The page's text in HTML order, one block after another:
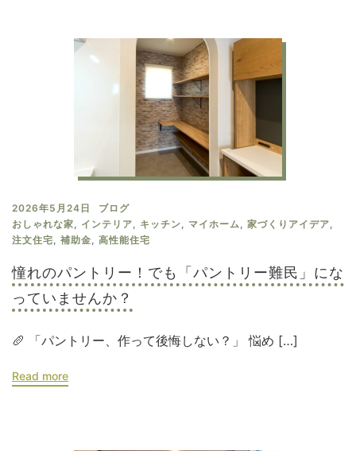
2026年5月24日
ブログ
おしゃれな家, インテリア, キッチン, マイホーム, 家づくりアイデア,
注文住宅, 補助金, 高性能住宅
憧れのパントリー！でも「パントリー難民」にな
っていませんか？
🥖 「パントリー、作って後悔しない？」 悩め […]
Read more